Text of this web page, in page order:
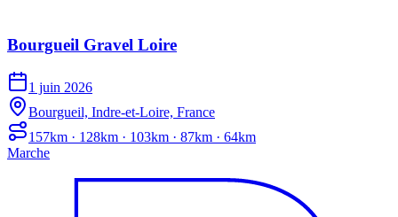
Bourgueil Gravel Loire
1 juin 2026
Bourgueil, Indre-et-Loire, France
157km · 128km · 103km · 87km · 64km
Marche